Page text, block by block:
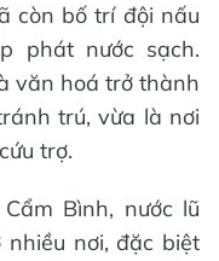
còn bố trí đội nấu
phát nước sạch.
văn hoá trở thành
trú, vừa là nơi
trợ.
Bình, nước lũ
nơi, đặc biệt